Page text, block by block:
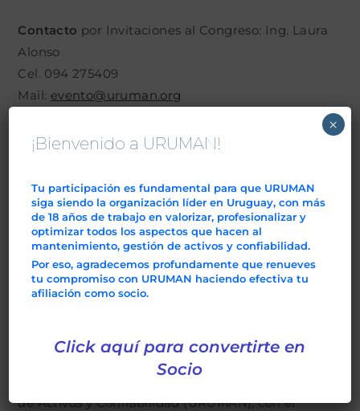
Contacto por Invitaciones al Congreso: Ing. Laura
Alonso
Cel. 094 275409
Mail: evento@uruman.org
Antes del 31/10: 10% descuento
Para inscribirse vía Web hagaclick aquí
Vea el Programa del Congreso haciendoclick aquí
TÉCNICOS:
La Sociedad Uruguaya de Mantenimiento Gestión
de Activos y Confiabilidad (URUMAN), con el
¡Bienvenido a URUMAN!
Tu participación es fundamental para que URUMAN
siga siendo la organización líder en Uruguay, con más
de 18 años de trabajo en valorizar, profesionalizar y
optimizar todos los aspectos que hacen al
mantenimiento, gestión de activos y confiabilidad.
Por eso, agradecemos profundamente que renueves
tu compromiso con URUMAN haciendo efectiva tu
afiliación como socio.
Click aquí para convertirte en
Socio
×